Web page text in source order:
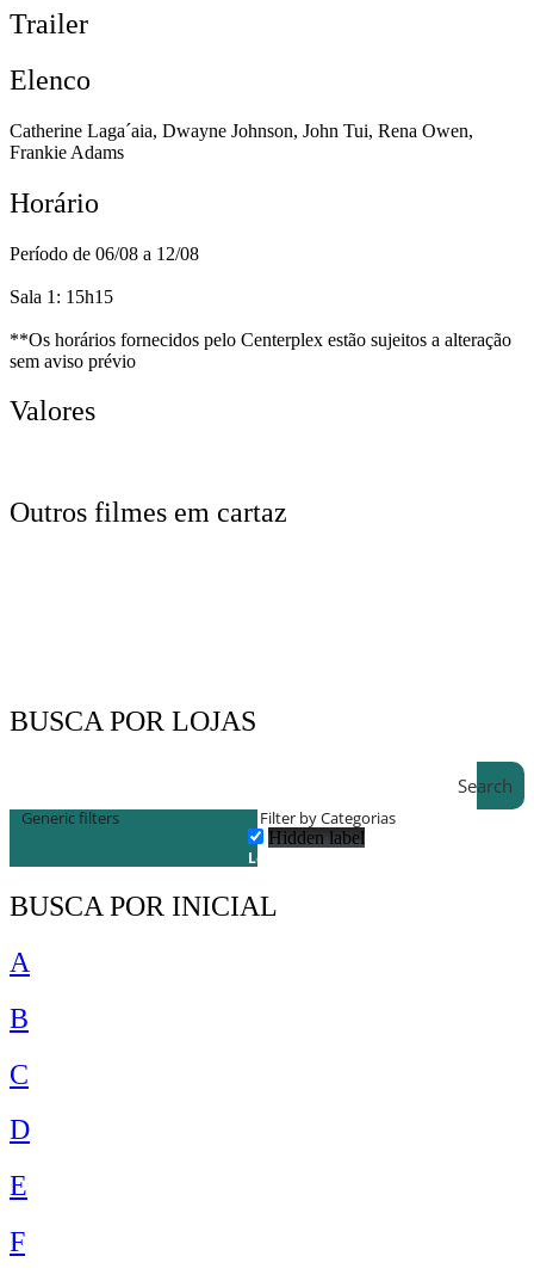
Trailer
Elenco
Catherine Laga´aia, Dwayne Johnson, John Tui, Rena Owen,
Frankie Adams
Horário
Período de 06/08 a 12/08
Sala 1: 15h15
**Os horários fornecidos pelo Centerplex estão sujeitos a alteração
sem aviso prévio
Valores
Outros filmes em cartaz
BUSCA POR LOJAS
Search
Generic filters Filter by Categorias
Hidden label
Lojas
BUSCA POR INICIAL
A
B
C
D
E
F